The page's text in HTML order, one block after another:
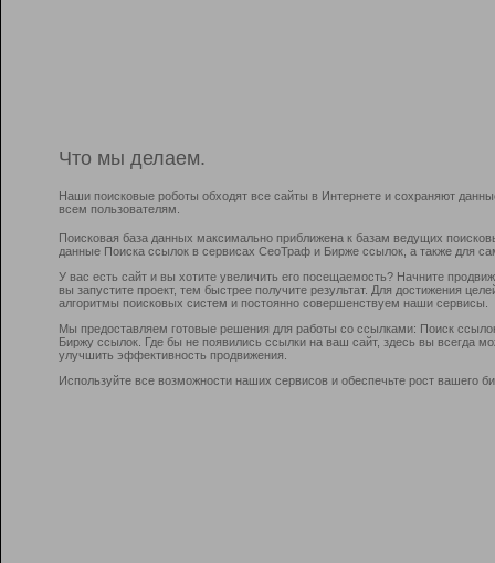
Что мы делаем.
Наши поисковые роботы обходят все сайты в Интернете и сохраняют
всем пользователям.
Поисковая база данных максимально приближена к базам ведущих
данные Поиска ссылок в сервисах СеоТраф и Бирже ссылок, а также для
У вас есть сайт и вы хотите увеличить его посещаемость? Начните
вы запустите проект, тем быстрее получите результат. Для достижения
алгоритмы поисковых систем и постоянно совершенствуем наши сервисы.
Мы предоставляем готовые решения для работы со ссылками: Поиск
Биржу ссылок. Где бы не появились ссылки на ваш сайт, здесь вы всегда
улучшить эффективность продвижения.
Используйте все возможности наших сервисов и обеспечьте рост вашего